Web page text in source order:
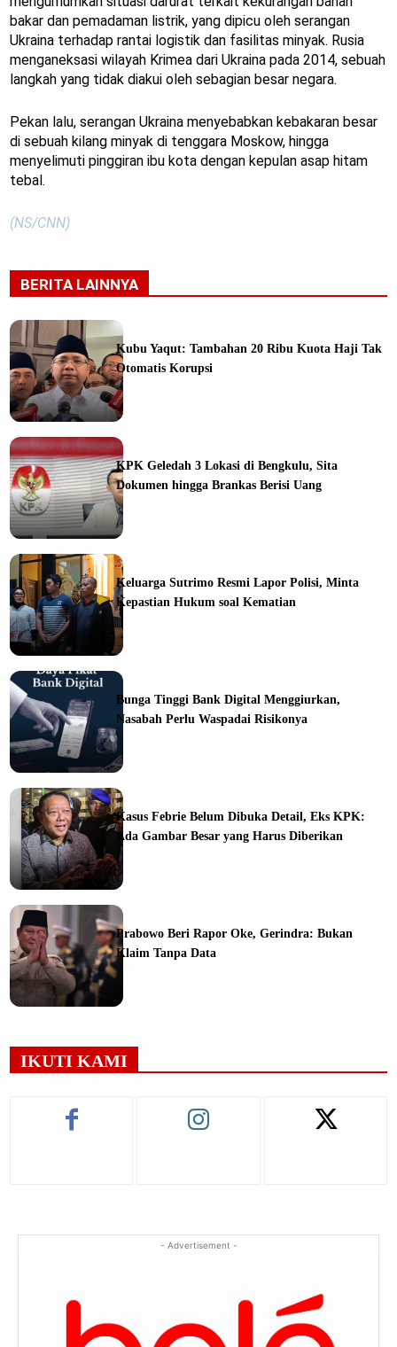
bakar dan pemadaman listrik, yang dipicu oleh serangan
Ukraina terhadap rantai logistik dan fasilitas minyak. Rusia
menganeksasi wilayah Krimea dari Ukraina pada 2014, sebuah
langkah yang tidak diakui oleh sebagian besar negara.
Pekan lalu, serangan Ukraina menyebabkan kebakaran besar
di sebuah kilang minyak di tenggara Moskow, hingga
menyelimuti pinggiran ibu kota dengan kepulan asap hitam
tebal.
(NS/CNN)
BERITA LAINNYA
Kubu Yaqut: Tambahan 20 Ribu Kuota Haji Tak
Otomatis Korupsi
KPK Geledah 3 Lokasi di Bengkulu, Sita
Dokumen hingga Brankas Berisi Uang
Keluarga Sutrimo Resmi Lapor Polisi, Minta
Kepastian Hukum soal Kematian
Bunga Tinggi Bank Digital Menggiurkan,
Nasabah Perlu Waspadai Risikonya
Kasus Febrie Belum Dibuka Detail, Eks KPK:
Ada Gambar Besar yang Harus Diberikan
Prabowo Beri Rapor Oke, Gerindra: Bukan
Klaim Tanpa Data
IKUTI KAMI
- Advertisement -